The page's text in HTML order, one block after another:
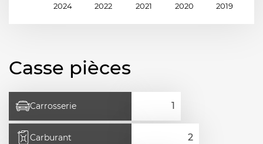
2024 2022 2021 2020 2019
Casse pièces
Carrosserie
Carburant